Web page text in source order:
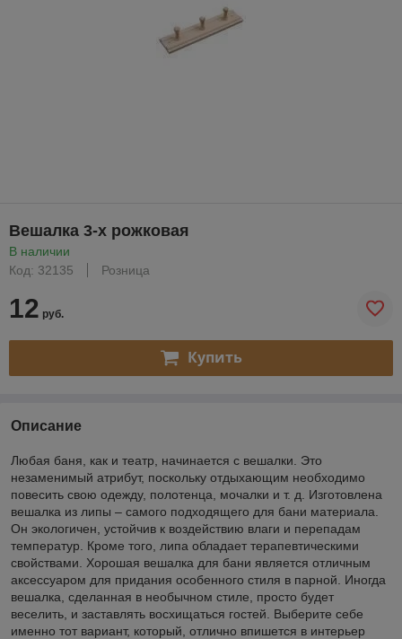
Вешалка 3-х рожковая
В наличии
Код: 32135
Розница
12 руб.
Купить
Описание
Любая баня, как и театр, начинается с вешалки. Это
незаменимый атрибут, поскольку отдыхающим необходимо
повесить свою одежду, полотенца, мочалки и т. д. Изготовлена
вешалка из липы – самого подходящего для бани материала.
Он экологичен, устойчив к воздействию влаги и перепадам
температур. Кроме того, липа обладает терапевтическими
свойствами. Хорошая вешалка для бани является отличным
аксессуаром для придания особенного стиля в парной. Иногда
вешалка, сделанная в необычном стиле, просто будет
веселить, и заставлять восхищаться гостей. Выберите себе
именно тот вариант, который, отлично впишется в интерьер